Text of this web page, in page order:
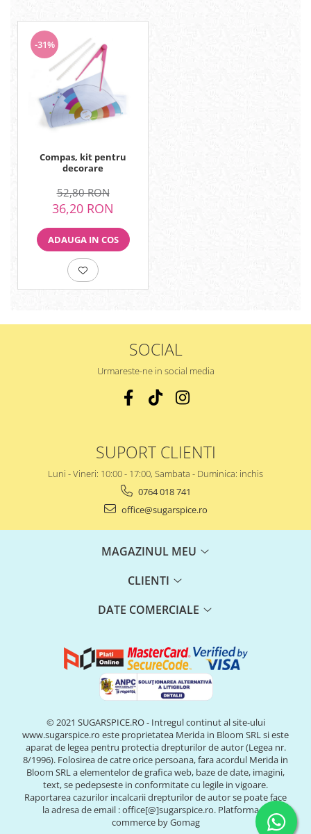
-31%
Compas, kit pentru
decorare
52,80 RON
36,20 RON
ADAUGA IN COS
SOCIAL
Urmareste-ne in social media
SUPORT CLIENTI
Luni - Vineri: 10:00 - 17:00, Sambata - Duminica: inchis
0764 018 741
office@sugarspice.ro
MAGAZINUL MEU
CLIENTI
DATE COMERCIALE
© 2021 SUGARSPICE.RO - Intregul continut al site-ului
www.sugarspice.ro este proprietatea Merida in Bloom SRL si este
aparat de legea pentru protectia drepturilor de autor (Legea nr.
8/1996). Folosirea de catre orice persoana, fara acordul Merida in
Bloom SRL a elementelor de grafica web, baze de date, imagini,
text, se pedepseste in conformitate cu legile in vigoare.
Raportarea cazurilor incalcarii drepturilor de autor se poate face
la adresa de email : office[@]sugarspice.ro. Platforma E-
commerce by Gomag